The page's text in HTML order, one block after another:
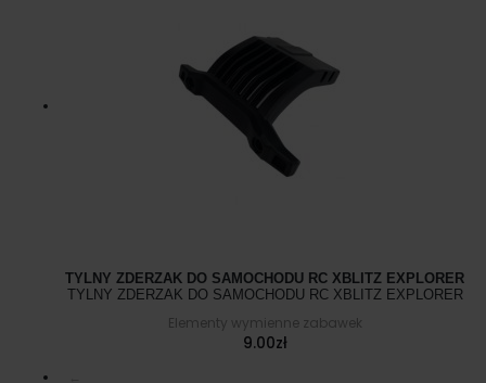
TYLNY ZDERZAK DO SAMOCHODU RC XBLITZ EXPLORER
TYLNY ZDERZAK DO SAMOCHODU RC XBLITZ EXPLORER
Elementy wymienne zabawek
9.00zł